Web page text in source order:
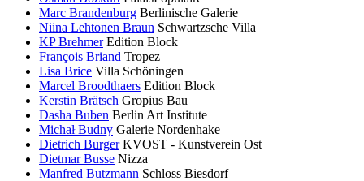
Marc Brandenburg Berlinische Galerie
Niina Lehtonen Braun Schwartzsche Villa
KP Brehmer Edition Block
François Briand Tropez
Lisa Brice Villa Schöningen
Marcel Broodthaers Edition Block
Kerstin Brätsch Gropius Bau
Dasha Buben Berlin Art Institute
Michał Budny Galerie Nordenhake
Dietrich Burger KVOST - Kunstverein Ost
Dietmar Busse Nizza
Manfred Butzmann Schloss Biesdorf